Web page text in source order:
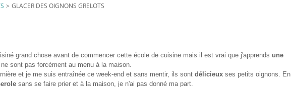
> GLACER DES OIGNONS GRELOTS
grand chose avant de commencer cette école de cuisine mais il est vrai que j'apprends une
sont pas forcément au menu à la maison.
et je me suis entraînée ce week-end et sans mentir, ils sont délicieux ses petits oignons. En
sans se faire prier et à la maison, je n'ai pas donné ma part.